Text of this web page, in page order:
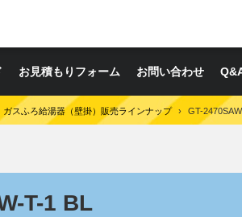
お見積もりフォーム お問い合わせ
ガスふろ給湯器（壁掛）販売ラインナップ › GT-
T-1 BL